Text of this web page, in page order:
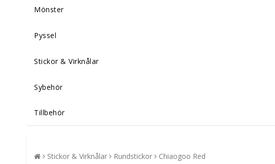
Mönster
Pyssel
Stickor & Virknålar
Sybehör
Tillbehör
Stickor & Virknålar Rundstickor Chiaogoo Red